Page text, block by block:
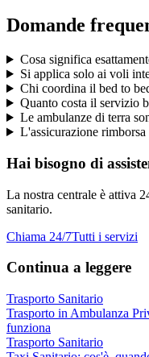
Domande
Cosa significa
Si applica solo ai voli
Chi coordina il bed to
Quanto costa il servizio
Le ambulanze di terra
L'assicurazione
Hai bisogno di
La nostra centrale è attiva
sanitario.
Chiama 24/7Tutti i servizi
Continua a leggere
Trasporto Sanitario
Trasporto in Ambulanza
funziona
Trasporto Sanitario